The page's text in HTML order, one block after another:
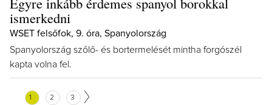
ismerkedni
WSET felsőfok, 9. óra, Spanyolország
Spanyolország szőlő- és bortermelését mintha forgószél
kapta volna fel.
1 2 3